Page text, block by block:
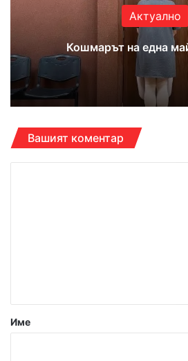
Актуално
Кошмарът на една
Вашият коментар
р
Име